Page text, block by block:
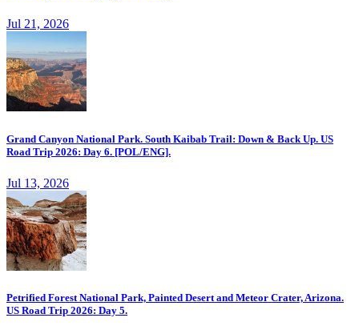
Jul 21, 2026
Grand Canyon National Park. South Kaibab Trail: Down & Back Up. US
Road Trip 2026: Day 6. [POL/ENG].
Jul 13, 2026
Petrified Forest National Park, Painted Desert and Meteor Crater, Arizona.
US Road Trip 2026: Day 5.